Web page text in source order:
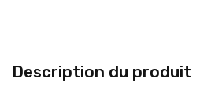
Description du produit